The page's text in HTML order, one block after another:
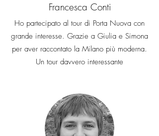
Francesca Conti
Ho partecipato al tour di Porta Nuova con
grande interesse. Grazie a Giulia e Simona
per aver raccontato la Milano più moderna.
Un tour davvero interessante